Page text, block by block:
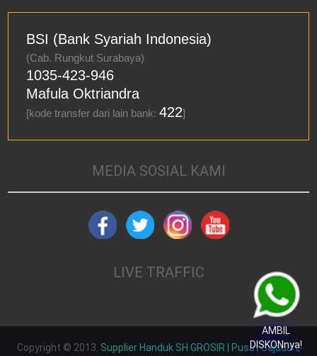
BSI (Bank Syariah Indonesia)
(Cab. Rungkut Surabaya)
1035-423-946
Mafula Oktriandra
[kode transfer dari lain bank:422]
MEDIA SOSIAL KAMI
LIVE TRAFFIC
Copyright © 2013. Supplier Handuk SH GROSIR | Pusat Sajadah,
AMBIL
DISKONnya!